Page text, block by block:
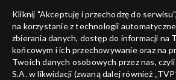
informacje o dostawcy usług
Kliknij "Akceptuję i przechodzę do
na korzystanie z technologii
zbierania danych, dostęp do informacji na
końcowym i ich przechowywanie oraz na
Twoich danych osobowych przez nas,
S.A. w likwidacji (zwaną dalej również